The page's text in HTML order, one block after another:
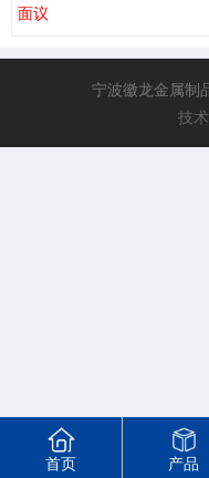
面议
宁波徽龙金属制
技
首页 产品